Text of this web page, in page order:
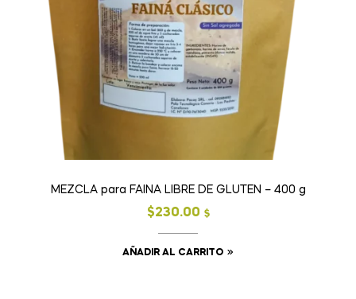
MEZCLA para FAINA LIBRE DE GLUTEN – 400 g
$230.00 $
AÑADIR AL CARRITO